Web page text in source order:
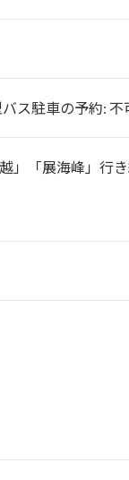
ス駐車の予約: 不
」「展海峰」行